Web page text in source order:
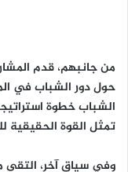
من جانبهم، قدم
حول دور الشباب في
الشباب خطوة
تمثل القوة الحقيقية
وفي سياق آخر، التقى